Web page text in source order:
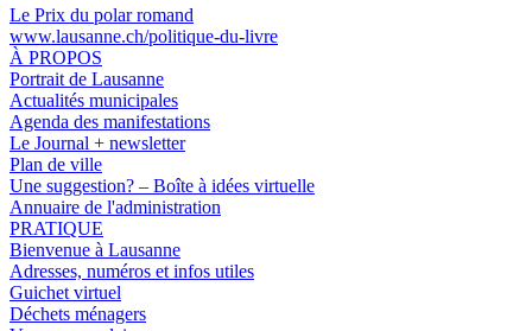
Le Prix du polar romand
www.lausanne.ch/politique-du-livre
À PROPOS
Portrait de Lausanne
Actualités municipales
Agenda des manifestations
Le Journal + newsletter
Plan de ville
Une suggestion? – Boîte à idées virtuelle
Annuaire de l'administration
PRATIQUE
Bienvenue à Lausanne
Adresses, numéros et infos utiles
Guichet virtuel
Déchets ménagers